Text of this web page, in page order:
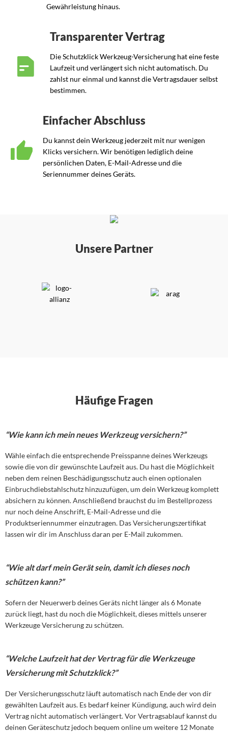
Gewährleistung hinaus.
Transparenter Vertrag
Die Schutzklick Werkzeug-Versicherung hat eine feste
Laufzeit und verlängert sich nicht automatisch. Du
zahlst nur einmal und kannst die Vertragsdauer selbst
bestimmen.
Einfacher Abschluss
Du kannst dein Werkzeug jederzeit mit nur wenigen
Klicks versichern. Wir benötigen lediglich deine
persönlichen Daten, E-Mail-Adresse und die
Seriennummer deines Geräts.
Unsere Partner
Häufige Fragen
“Wie kann ich mein neues Werkzeug versichern?”
Wähle einfach die entsprechende Preisspanne deines Werkzeugs
sowie die von dir gewünschte Laufzeit aus. Du hast die Möglichkeit
neben dem reinen Beschädigungsschutz auch einen optionalen
Einbruchdiebstahlschutz hinzuzufügen, um dein Werkzeug komplett
absichern zu können. Anschließend brauchst du im Bestellprozess
nur noch deine Anschrift, E-Mail-Adresse und die
Produktseriennummer einzutragen. Das Versicherungszertifikat
lassen wir dir im Anschluss daran per E-Mail zukommen.
“Wie alt darf mein Gerät sein, damit ich dieses noch
schützen kann?”
Sofern der Neuerwerb deines Geräts nicht länger als 6 Monate
zurück liegt, hast du noch die Möglichkeit, dieses mittels unserer
Werkzeuge Versicherung zu schützen.
“Welche Laufzeit hat der Vertrag für die Werkzeuge
Versicherung mit Schutzklick?”
Der Versicherungsschutz läuft automatisch nach Ende der von dir
gewählten Laufzeit aus. Es bedarf keiner Kündigung, auch wird dein
Vertrag nicht automatisch verlängert. Vor Vertragsablauf kannst du
deinen Geräteschutz jedoch bequem online um weitere 12 Monate